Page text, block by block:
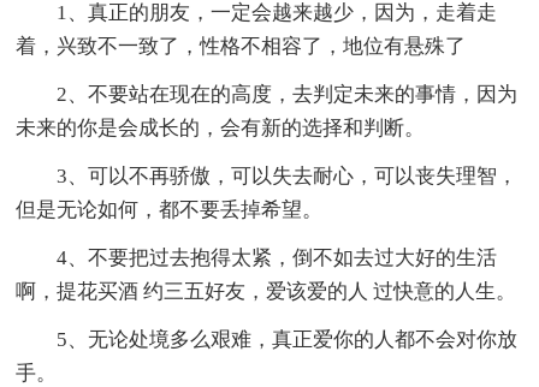
1、真正的朋友，一定会越来越少，因为，走着走
着，兴致不一致了，性格不相容了，地位有悬殊了
2、不要站在现在的高度，去判定未来的事情，因为
未来的你是会成长的，会有新的选择和判断。
3、可以不再骄傲，可以失去耐心，可以丧失理智，
但是无论如何，都不要丢掉希望。
4、不要把过去抱得太紧，倒不如去过大好的生活
啊，提花买酒 约三五好友，爱该爱的人 过快意的人生。
5、无论处境多么艰难，真正爱你的人都不会对你放
手。